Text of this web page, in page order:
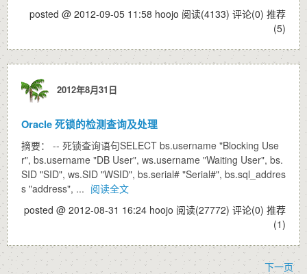
posted @ 2012-09-05 11:58 hoojo 阅读(4133) 评论(0) 推荐
(5)
2012年8月31日
Oracle 死锁的检测查询及处理
摘要： -- 死锁查询语句SELECT bs.username "Blocking Use
r", bs.username "DB User", ws.username "Waiting User", bs.
SID "SID", ws.SID "WSID", bs.serial# "Serial#", bs.sql_addres
s "address", ... 阅读全文
posted @ 2012-08-31 16:24 hoojo 阅读(27772) 评论(0) 推荐
(1)
下一页